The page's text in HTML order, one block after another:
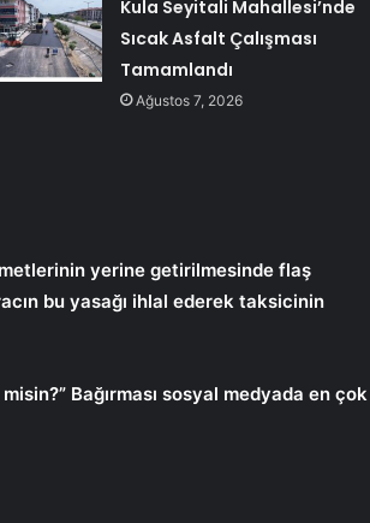
Kula Seyitali Mahallesi’nde
Sıcak Asfalt Çalışması
Tamamlandı
Ağustos 7, 2026
yerine getirilmesinde flaş
bu yasağı ihlal ederek taksicinin
Bağırması sosyal medyada en çok